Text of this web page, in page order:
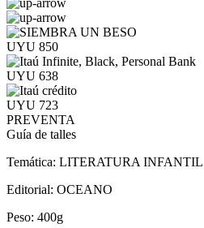
UYU 850
UYU 638
UYU 723
PREVENTA
Guía de talles
Temática: LITERATURA INFANTIL
Editorial: OCEANO
Peso: 400g